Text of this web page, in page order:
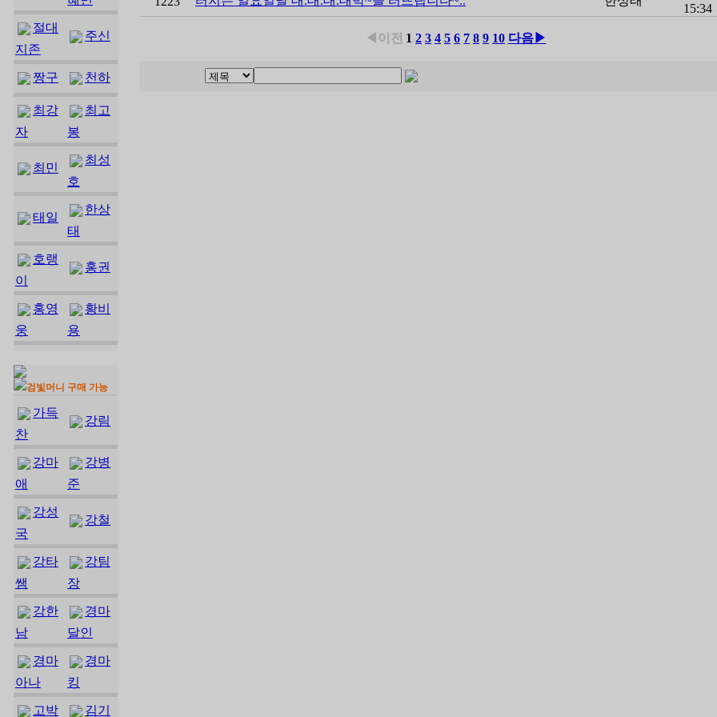
절대
지존
주신
짱구 천하
최강
자
최고
봉
최민
최성
호
태일
한상
태
호랭
이
홍권
홍영
웅
황비
용
검빛머니 구매 가능
가득
찬
강림
강마
애
강병
준
강성
국
강철
강타
쌤
강팀
장
강한
남
경마
달인
경마
아나
경마
킹
고박 김기
15:34
◀이전 1 2 3 4 5 6 7 8 9 10 다음▶